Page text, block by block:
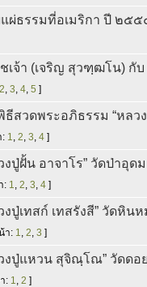
แผ่ธรรมที่อเมริกา ปี ๒๕
เจ้า (เจริญ สุวฑฺฒโน) กั
2, 3, 4, 5 ]
ธีสวดพระอภิธรรม “หลว
: 1, 2, 3, 4 ]
ปู่ฝั้น อาจาโร” วัดป่าอุด
: 1, 2, 3, 4 ]
ปู่เทสก์ เทสรังสี” วัดหินห
า: 1, 2, 3 ]
งปู่แหวน สุจิณฺโณ” วัดดอ
: 1, 2 ]